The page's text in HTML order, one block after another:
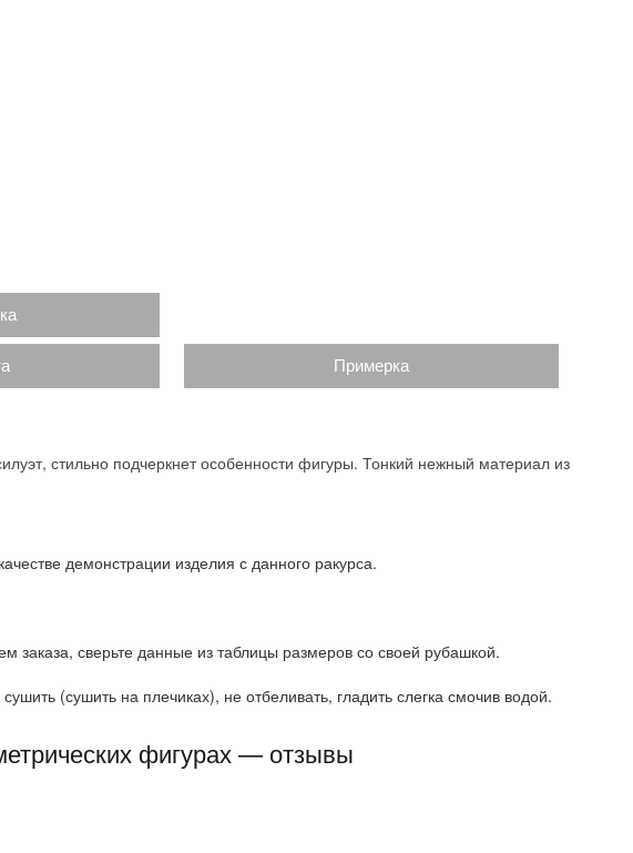
Примерка
стильно подчеркнет особенности фигуры. Тонкий нежный материал из
демонстрации изделия с данного ракурса.
сверьте данные из таблицы размеров со своей рубашкой.
(сушить на плечиках), не отбеливать, гладить слегка смочив водой.
фигурах — отзывы